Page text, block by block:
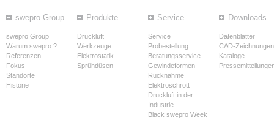
swepro Group
swepro Group
Warum swepro ?
Referenzen
Fokus
Standorte
Historie
Produkte
Druckluft
Werkzeuge
Elektrostatik
Sprühdüsen
Service
Service
Probestellung
Beratungsservice
Gewindeformen
Rücknahme
Elektroschrott
Druckluft in der
Industrie
Black swepro Week
Downloads
Datenblätter
CAD-Zeichnungen
Kataloge